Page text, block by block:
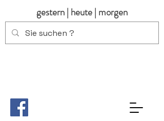
gestern | heute | morgen